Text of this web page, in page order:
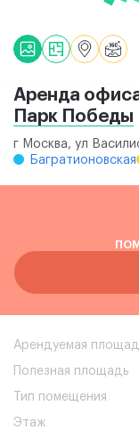
Аренда
Парк Победы
г Москва, ул
Багратионовская
Арендуемая
Полезная площадь
Тип помещения
Этаж